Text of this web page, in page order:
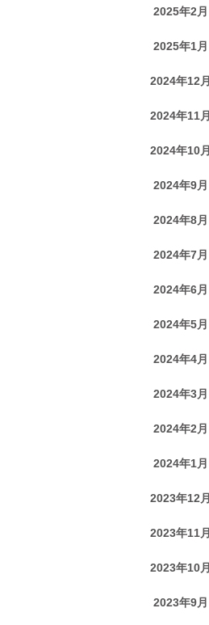
2025年2月
2025年1月
2024年12月
2024年11月
2024年10月
2024年9月
2024年8月
2024年7月
2024年6月
2024年5月
2024年4月
2024年3月
2024年2月
2024年1月
2023年12月
2023年11月
2023年10月
2023年9月